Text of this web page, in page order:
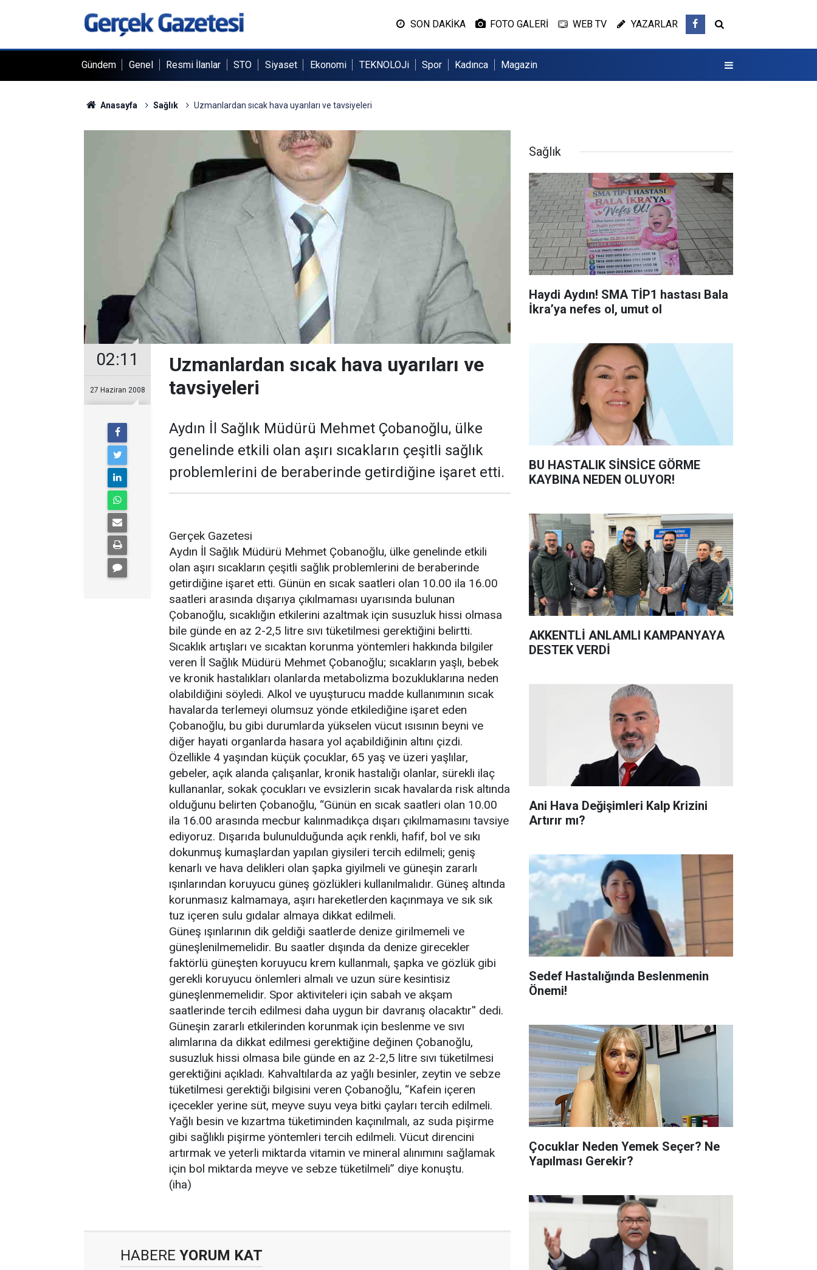
SON DAKİKA FOTO GALERİ WEB TV YAZARLAR
Gündem Genel Resmi İlanlar STO Siyaset Ekonomi TEKNOLOJi Spor Kadınca Magazin
Anasayfa Sağlık Uzmanlardan sıcak hava uyarıları ve tavsiyeleri
02:11
27 Haziran 2008
Uzmanlardan sıcak hava uyarıları ve
tavsiyeleri
Aydın İl Sağlık Müdürü Mehmet Çobanoğlu, ülke
genelinde etkili olan aşırı sıcakların çeşitli sağlık
problemlerini de beraberinde getirdiğine işaret etti.
Gerçek Gazetesi
Aydın İl Sağlık Müdürü Mehmet Çobanoğlu, ülke genelinde etkili
olan aşırı sıcakların çeşitli sağlık problemlerini de beraberinde
getirdiğine işaret etti. Günün en sıcak saatleri olan 10.00 ila 16.00
saatleri arasında dışarıya çıkılmaması uyarısında bulunan
Çobanoğlu, sıcaklığın etkilerini azaltmak için susuzluk hissi olmasa
bile günde en az 2-2,5 litre sıvı tüketilmesi gerektiğini belirtti.
Sıcaklık artışları ve sıcaktan korunma yöntemleri hakkında bilgiler
veren İl Sağlık Müdürü Mehmet Çobanoğlu; sıcakların yaşlı, bebek
ve kronik hastalıkları olanlarda metabolizma bozukluklarına neden
olabildiğini söyledi. Alkol ve uyuşturucu madde kullanımının sıcak
havalarda terlemeyi olumsuz yönde etkilediğine işaret eden
Çobanoğlu, bu gibi durumlarda yükselen vücut ısısının beyni ve
diğer hayati organlarda hasara yol açabildiğinin altını çizdi.
Özellikle 4 yaşından küçük çocuklar, 65 yaş ve üzeri yaşlılar,
gebeler, açık alanda çalışanlar, kronik hastalığı olanlar, sürekli ilaç
kullananlar, sokak çocukları ve evsizlerin sıcak havalarda risk altında
olduğunu belirten Çobanoğlu, “Günün en sıcak saatleri olan 10.00
ila 16.00 arasında mecbur kalınmadıkça dışarı çıkılmamasını tavsiye
ediyoruz. Dışarıda bulunulduğunda açık renkli, hafif, bol ve sıkı
dokunmuş kumaşlardan yapılan giysileri tercih edilmeli; geniş
kenarlı ve hava delikleri olan şapka giyilmeli ve güneşin zararlı
ışınlarından koruyucu güneş gözlükleri kullanılmalıdır. Güneş altında
korunmasız kalmamaya, aşırı hareketlerden kaçınmaya ve sık sık
tuz içeren sulu gıdalar almaya dikkat edilmeli.
Güneş ışınlarının dik geldiği saatlerde denize girilmemeli ve
güneşlenilmemelidir. Bu saatler dışında da denize girecekler
faktörlü güneşten koruyucu krem kullanmalı, şapka ve gözlük gibi
gerekli koruyucu önlemleri almalı ve uzun süre kesintisiz
güneşlenmemelidir. Spor aktiviteleri için sabah ve akşam
saatlerinde tercih edilmesi daha uygun bir davranış olacaktır'' dedi.
Güneşin zararlı etkilerinden korunmak için beslenme ve sıvı
alımlarına da dikkat edilmesi gerektiğine değinen Çobanoğlu,
susuzluk hissi olmasa bile günde en az 2-2,5 litre sıvı tüketilmesi
gerektiğini açıkladı. Kahvaltılarda az yağlı besinler, zeytin ve sebze
tüketilmesi gerektiği bilgisini veren Çobanoğlu, “Kafein içeren
içecekler yerine süt, meyve suyu veya bitki çayları tercih edilmeli.
Yağlı besin ve kızartma tüketiminden kaçınılmalı, az suda pişirme
gibi sağlıklı pişirme yöntemleri tercih edilmeli. Vücut direncini
artırmak ve yeterli miktarda vitamin ve mineral alınımını sağlamak
için bol miktarda meyve ve sebze tüketilmeli” diye konuştu.
(iha)
HABERE YORUM KAT
Sağlık
Haydi Aydın! SMA TİP1 hastası Bala
İkra’ya nefes ol, umut ol
BU HASTALIK SİNSİCE GÖRME
KAYBINA NEDEN OLUYOR!
AKKENTLİ ANLAMLI KAMPANYAYA
DESTEK VERDİ
Ani Hava Değişimleri Kalp Krizini
Artırır mı?
Sedef Hastalığında Beslenmenin
Önemi!
Çocuklar Neden Yemek Seçer? Ne
Yapılması Gerekir?